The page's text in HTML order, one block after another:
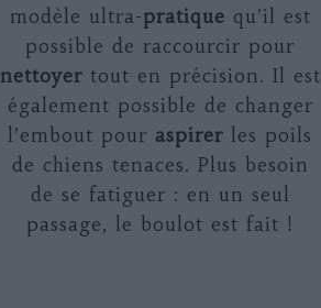
modèle ultra-pratique qu’il est
possible de raccourcir pour
nettoyertout en précision. Il est
également possible de changer
l’embout pour aspirer les poils
de chiens tenaces. Plus besoin
de se fatiguer : en un seul
passage, le boulot est fait !